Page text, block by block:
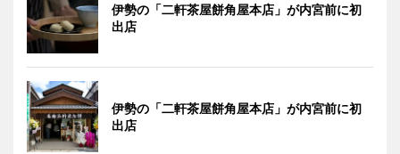
伊勢の「二軒茶屋餅角屋本店」が内宮前に初
出店
伊勢の「二軒茶屋餅角屋本店」が内宮前に初
出店